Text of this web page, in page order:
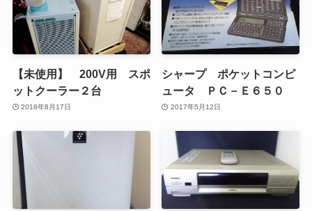
【未使用】 200V用 スポ
ットクーラー２台
2018年8月17日
シャープ ポケットコンピ
ュータ ＰＣ－Ｅ６５０
2017年5月12日